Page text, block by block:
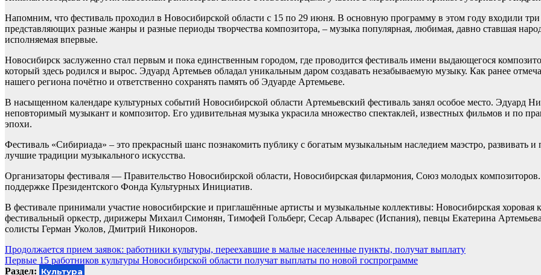
Напомним, что фестиваль проходил в Новосибирской области с 15 по 29 июня. В основную программу в этом году входили
представляющих разные жанры и разные периоды творчества композитора, – музыка популярная, любимая, давно ставшая
исполняемая впервые.
Новосибирск заслуженно стал первым и пока единственным городом, где проводится фестиваль имени выдающегося
который здесь родился и вырос. Эдуард Артемьев обладал уникальным даром создавать незабываемую музыку. Как ранее
нашего региона почётно и ответственно сохранять память об Эдуарде Артемьеве.
В насыщенном календаре культурных событий Новосибирской области Артемьевский фестиваль занял особое место. Эдуард
неповторимый музыкант и композитор. Его удивительная музыка украсила множество спектаклей, известных фильмов и по
эпохи.
Фестиваль «Сибириада» – это прекрасный шанс познакомить публику с богатым музыкальным наследием маэстро, развивать и
лучшие традиции музыкального искусства.
Организаторы фестиваля — Правительство Новосибирской области, Новосибирская филармония, Союз молодых композиторов.
поддержке Президентского Фонда Культурных Инициатив.
В фестивале принимали участие новосибирские и приглашённые артисты и музыкальные коллективы: Новосибирская хоровая
фестивальный оркестр, дирижеры Михаил Симонян, Тимофей Гольберг, Сесар Альварес (Испания), певцы Екатерина
солисты Герман Уколов, Дмитрий Никоноров.
Навигация
по
Продолжается прием заявок: работники культуры, переехавшие в малые населенные пункты, получат выплату
Первые 15 работников культуры Новосибирской области получат выплаты по новой госпрограмме
Раздел: Культура